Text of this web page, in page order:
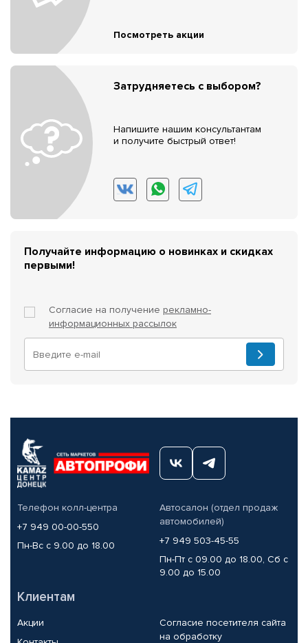
Посмотреть акции
Затрудняетесь с выбором?
Напишите нашим консультантам
и получите быстрый ответ!
Получайте информацию о новинках и скидках
первыми!
Согласие на получение рекламно-
информационных рассылок
Телефон колл-центра
+7 949 00-00-550
Пн-Вс с 9.00 до 18.00
Автосалон (отдел продаж
автомобилей)
+7 949 503-45-55
Пн-Пт с 09.00 до 18.00, Сб с
9.00 до 15.00
Клиентам
Акции
Согласие посетителя сайта
на обработку